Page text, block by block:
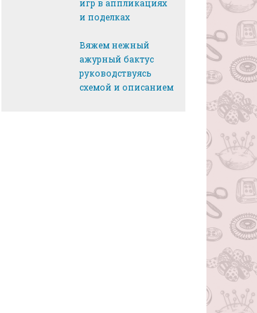
игр в аппликациях
и поделках
Вяжем нежный
ажурный бактус
руководствуясь
схемой и описанием